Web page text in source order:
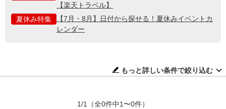
【楽天トラベル】
夏休み特集
【7月・8月】日付から探せる！夏休みイベントカ
レンダー
もっと詳しい条件で絞り込む
1/1 （全0件中1〜0件）